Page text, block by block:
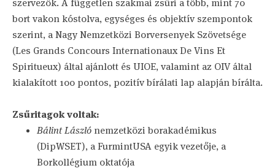
szervezők. A független szakmai zsűri a több, mint 70
bort vakon kóstolva, egységes és objektív szempontok
szerint, a Nagy Nemzetközi Borversenyek Szövetsége
(Les Grands Concours Internationaux De Vins Et
Spiritueux) által ajánlott és UIOE, valamint az OIV által
kialakított 100 pontos, pozitív bírálati lap alapján bírálta.
Zsűritagok voltak:
Bálint László nemzetközi borakadémikus
(DipWSET), a FurmintUSA egyik vezetője, a
Borkollégium oktatója